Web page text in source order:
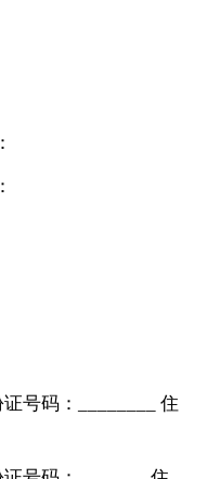
号码：________ 住